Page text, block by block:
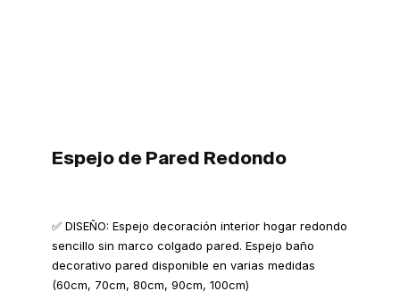
Espejo de Pared Redondo
✅ DISEÑO: Espejo decoración interior hogar redondo
sencillo sin marco colgado pared. Espejo baño
decorativo pared disponible en varias medidas
(60cm, 70cm, 80cm, 90cm, 100cm)